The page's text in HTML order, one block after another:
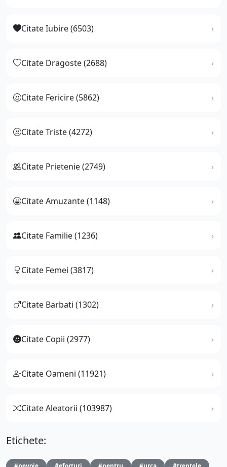
Citate Iubire (6503)
Citate Dragoste (2688)
Citate Fericire (5862)
Citate Triste (4272)
Citate Prietenie (2749)
Citate Amuzante (1148)
Citate Familie (1236)
Citate Femei (3817)
Citate Barbati (1302)
Citate Copii (2977)
Citate Oameni (11921)
Citate Aleatorii (103987)
Etichete: